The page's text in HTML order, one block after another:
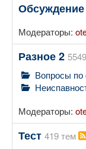
Обсуждение
Модераторы:
Разное 2
Вопросы по
Модераторы:
Тест 419 тем